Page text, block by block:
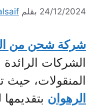
24/12/2024 بقلم
شركة شحن من
الشركات
المنقولات، حيث
الرهوان